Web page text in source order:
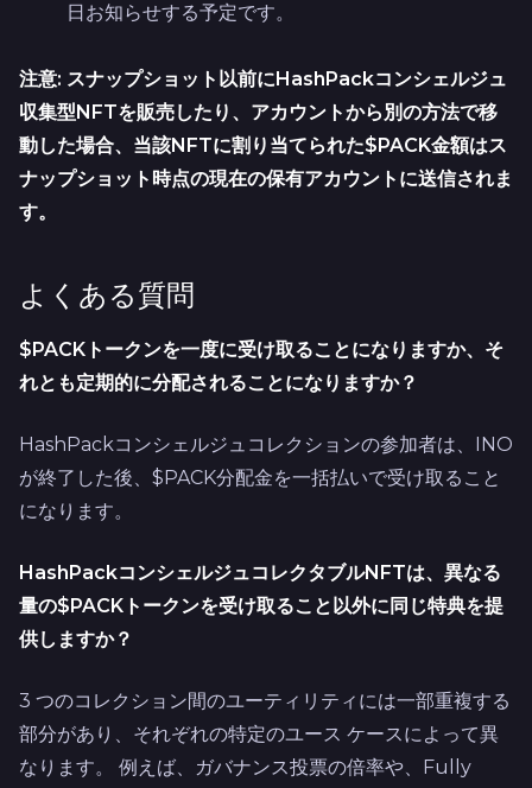
日お知らせする予定です。
注意: スナップショット以前にHashPackコンシェルジュ
収集型NFTを販売したり、アカウントから別の方法で移
動した場合、当該NFTに割り当てられた$PACK金額はス
ナップショット時点の現在の保有アカウントに送信されま
す。
よくある質問
$PACKトークンを一度に受け取ることになりますか、そ
れとも定期的に分配されることになりますか？
HashPackコンシェルジュコレクションの参加者は、INO
が終了した後、$PACK分配金を一括払いで受け取ること
になります。
HashPackコンシェルジュコレクタブルNFTは、異なる
量の$PACKトークンを受け取ること以外に同じ特典を提
供しますか？
3 つのコレクション間のユーティリティには一部重複する
部分があり、それぞれの特定のユース ケースによって異
なります。 例えば、ガバナンス投票の倍率や、Fully